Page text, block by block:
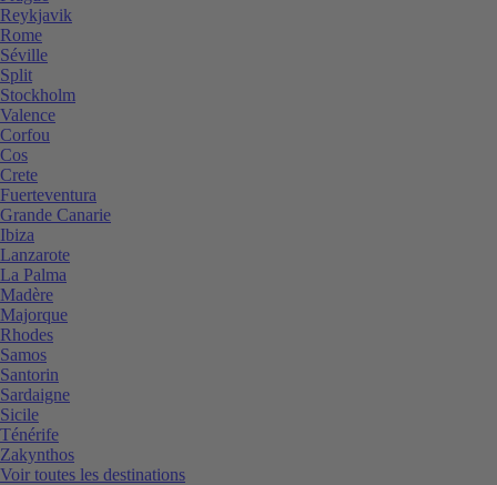
Reykjavik
Rome
Séville
Split
Stockholm
Valence
Corfou
Cos
Crete
Fuerteventura
Grande Canarie
Ibiza
Lanzarote
La Palma
Madère
Majorque
Rhodes
Samos
Santorin
Sardaigne
Sicile
Ténérife
Zakynthos
Voir toutes les destinations